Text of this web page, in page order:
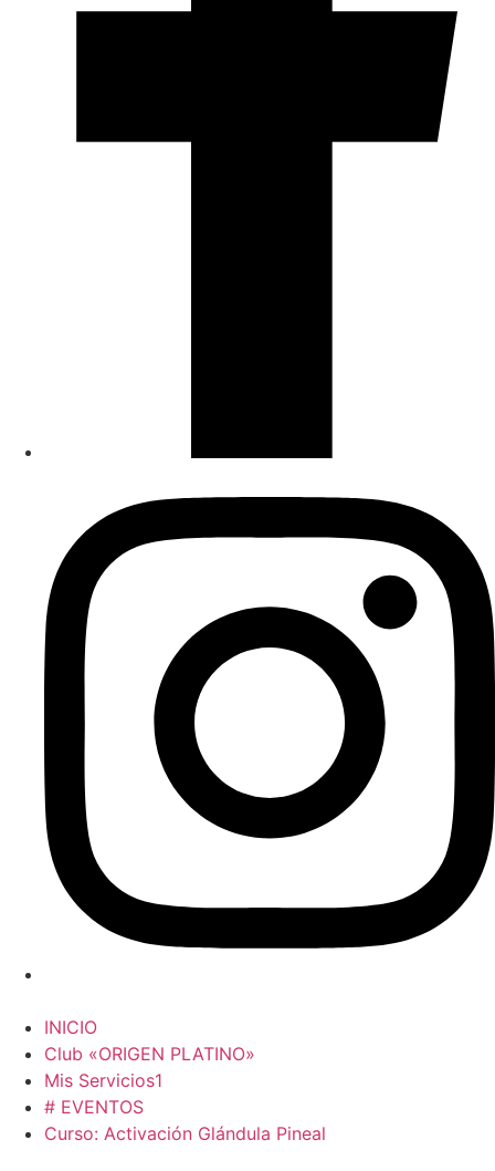
INICIO
Club «ORIGEN PLATINO»
Mis Servicios1
# EVENTOS
Curso: Activación Glándula Pineal